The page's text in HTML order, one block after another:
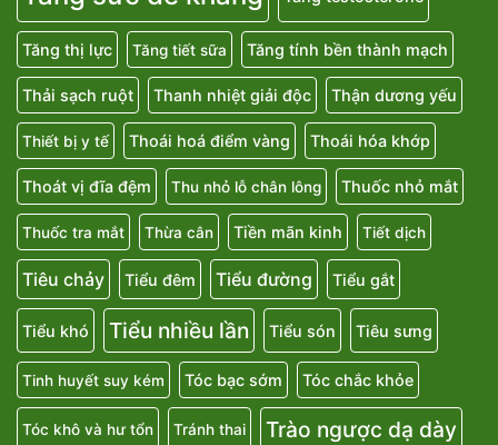
Tăng thị lực Tăng tiết sữa Tăng tính bền thành mạch
Thải sạch ruột Thanh nhiệt giải độc Thận dương yếu
Thiết bị y tế Thoái hoá điểm vàng Thoái hóa khớp
Thoát vị đĩa đệm Thu nhỏ lỗ chân lông Thuốc nhỏ mắt
Thuốc tra mắt Thừa cân Tiền mãn kinh Tiết dịch
Tiêu chảy Tiểu đêm Tiểu đường Tiểu gắt
Tiểu khó Tiểu nhiều lần Tiểu són Tiêu sưng
Tinh huyết suy kém Tóc bạc sớm Tóc chắc khỏe
Tóc khô và hư tổn Tránh thai Trào ngược dạ dày